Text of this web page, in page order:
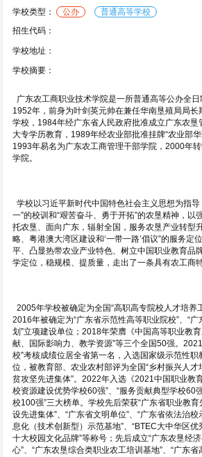
学校类型： 公办
普通高等学校
招生代码：
学校地址：
学校摘要：
广东农工商职业技术学院是一所普通高等公办全
1952年，前身为叶剑英元帅在兼任华南垦殖局局长
学校，1984年经广东省人民政府批准成立广东农垦
大专学历教育，1989年经农业部批准挂牌“农业部华
1993年易名为广东农工商管理干部学院，2000年
学院。
学校以习近平新时代中国特色社会主义思想为指
一”的校训和“艰苦奋斗、勇于开拓”的农垦精神，以
托农垦、面向广东，辐射全国，服务农垦产业转型
略、粤港澳大湾区建设和‘一带一路’倡议”的服务定
平、凸显热带农业产业特色、树立中国职业教育品
学定位，稳规模、提质量，走出了一条具有农工商
2005年学校被确定为全国“高职高专院校人才培养
2016年被确定为“广东省示范性高等职业院校”、“
划”立项建设单位；2018年荣膺《中国高等职业教
献、国际影响力、教学资源”等三个全国50强。
校”考核成绩位居全省第一名，入选国家级示范性
位，被教育部、农业农村部评为全国“乡村振兴人才
贫攻坚先进集体”。2022年入选《2021中国职业教
校资源建设优势学校60强”、“服务贡献典型学校60
校100强”三大榜单。学校先后荣获“广东省职业教育
设先进集体”、“广东省文明单位”、“广东省依法治
息化（技术创新型）示范基地”、“BTEC大中华区优
十大校园文化品牌”等称号；先后成立“广东农垦经
心”、“广东农垦综合类职业农工培训基地”、“广东